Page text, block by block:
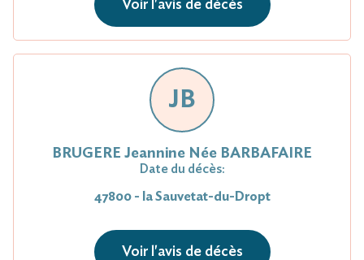
Voir l'avis de décès
JB
BRUGERE Jean­nine Née BARBAFAIRE
Date du décès:
47800 - la Sauvetat-du-Dropt
Voir l'avis de décès